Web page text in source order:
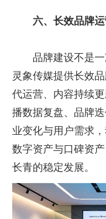
六、长效品牌
品牌建设不是
灵象传媒提供长效
代运营、内容持续
播数据复盘、品牌
业变化与用户需求
数字资产与口碑资
长青的稳定发展。